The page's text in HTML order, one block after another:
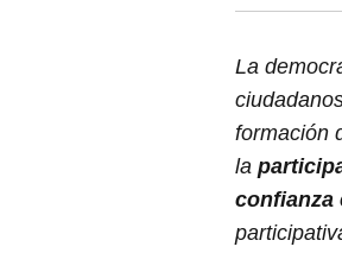
La
formación
la
confianza